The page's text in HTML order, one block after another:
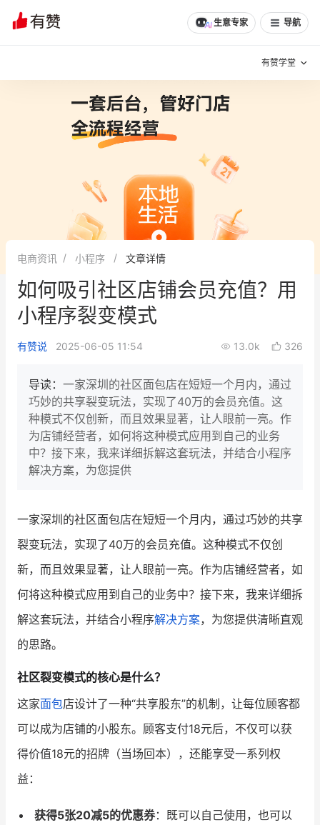
生意专家 导航
有赞学堂
增长方法
有赞专家说
新零售最佳实践
面对面聊增长
新零售大会
增长产品指南
智库 产品场景库
产品更新动态
新零售资讯
培训课程
增长俱乐部
增长俱乐部 有赞商盟
商家社区 社群交流
合作共进
电商资讯 小程序 文章详情
如何吸引社区店铺会员充值？用
小程序裂变模式
有赞说 2025-06-05 11:54 13.0k 326
导读： 一家深圳的社区面包店在短短一个月内，通过
巧妙的共享裂变玩法，实现了40万的会员充值。这
种模式不仅创新，而且效果显著，让人眼前一亮。作
为店铺经营者，如何将这种模式应用到自己的业务
中？接下来，我来详细拆解这套玩法，并结合小程序
解决方案，为您提供
一家深圳的社区面包店在短短一个月内，通过巧妙的共享
裂变玩法，实现了40万的会员充值。这种模式不仅创
新，而且效果显著，让人眼前一亮。作为店铺经营者，如
何将这种模式应用到自己的业务中？接下来，我来详细拆
解这套玩法，并结合小程序解决方案，为您提供清晰直观
的思路。
社区裂变模式的核心是什么？
这家面包店设计了一种“共享股东”的机制，让每位顾客都
可以成为店铺的小股东。顾客支付18元后，不仅可以获
得价值18元的招牌（当场回本），还能享受一系列权
益：
获得5张20减5的优惠券：既可以自己使用，也可以